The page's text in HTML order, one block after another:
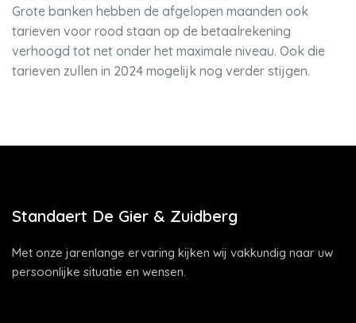
Grote banken hebben de afgelopen maanden ook
tarieven voor rood staan op de betaalrekening
verhoogd tot net onder het maximale niveau. Ook die
tarieven zullen in 2024 mogelijk nog verder stijgen.
Standaert De Gier & Zuidberg
Met onze jarenlange ervaring kijken wij vakkundig naar uw
persoonlijke situatie en wensen.